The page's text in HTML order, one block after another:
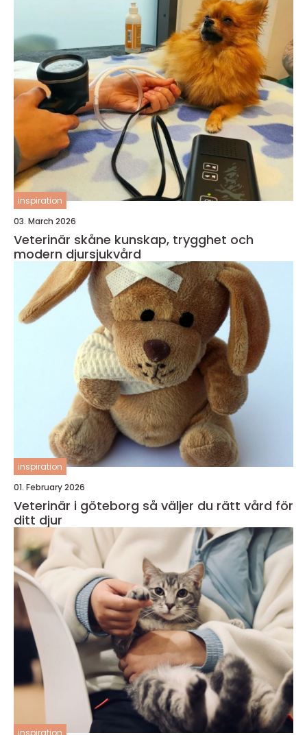
inspiration
03. March 2026
Veterinär skåne kunskap, trygghet och
modern djursjukvård
inspiration
01. February 2026
Veterinär i göteborg så väljer du rätt vård för
ditt djur
inspiration